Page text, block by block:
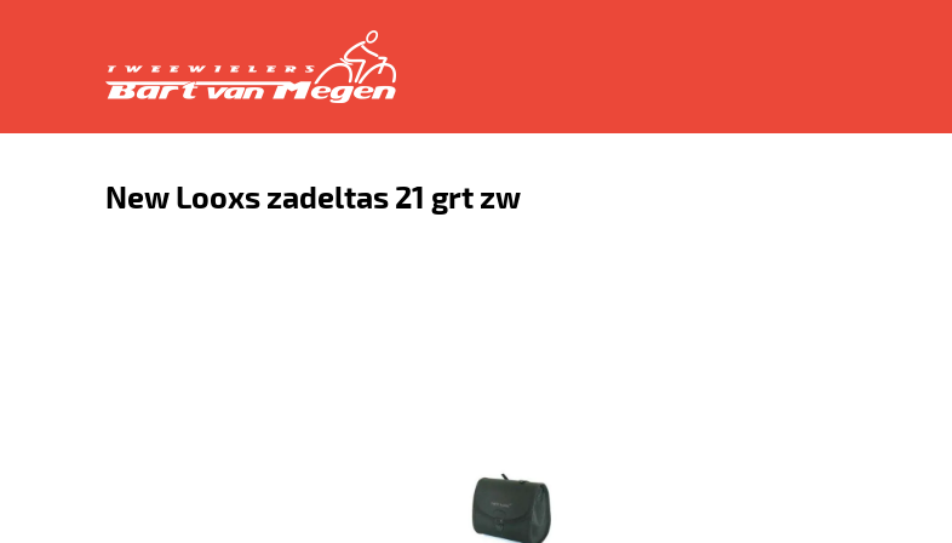
New Looxs zadeltas 21 grt zw